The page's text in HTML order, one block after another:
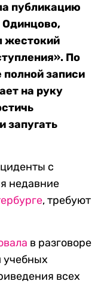
публикацию
Одинцово,
жестокий
По
записи
на руку
запугать
с
недавние
, требуют
в разговоре
учебных
всех